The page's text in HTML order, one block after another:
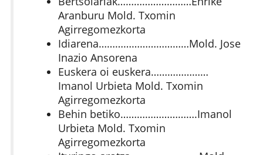
Aranburu Mold. Txomin
Agirregomezkorta
Idiarena……………………………Mold. Jose
Inazio Ansorena
Euskera oi euskera…………………
Imanol Urbieta Mold. Txomin
Agirregomezkorta
Behin betiko……………………….Imanol
Urbieta Mold. Txomin
Agirregomezkorta